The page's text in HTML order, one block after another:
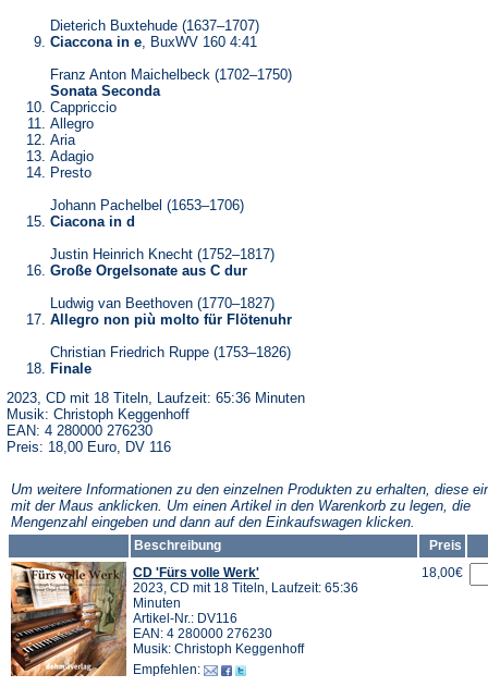
Dieterich Buxtehude (1637–1707)
Ciaccona in e, BuxWV 160 4:41
Franz Anton Maichelbeck (1702–1750)
Sonata Seconda
Cappriccio
Allegro
Aria
Adagio
Presto
Johann Pachelbel (1653–1706)
Ciacona in d
Justin Heinrich Knecht (1752–1817)
Große Orgelsonate aus C dur
Ludwig van Beethoven (1770–1827)
Allegro non più molto für Flötenuhr
Christian Friedrich Ruppe (1753–1826)
Finale
2023, CD mit 18 Titeln, Laufzeit: 65:36 Minuten
Musik: Christoph Keggenhoff
EAN: 4 280000 276230
Preis: 18,00 Euro, DV 116
Um weitere Informationen zu den einzelnen Produkten zu erhalten, diese
mit der Maus anklicken. Um einen Artikel in den Warenkorb zu legen, die
Mengenzahl eingeben und dann auf den Einkaufswagen klicken.
Beschreibung
Preis
CD 'Fürs volle Werk'
2023, CD mit 18 Titeln, Laufzeit: 65:36
Minuten
Artikel-Nr.: DV116
EAN: 4 280000 276230
Musik: Christoph Keggenhoff
Empfehlen:
18,00€